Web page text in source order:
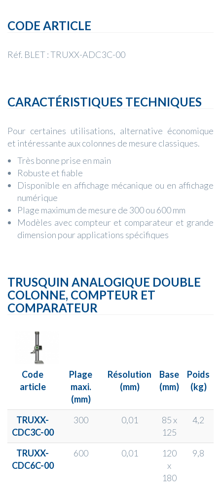
CODE ARTICLE
Réf. BLET : TRUXX-ADC3C-00
CARACTÉRISTIQUES TECHNIQUES
Pour certaines utilisations, alternative économique
et intéressante aux colonnes de mesure classiques.
Très bonne prise en main
Robuste et fiable
Disponible en affichage mécanique ou en affichage
numérique
Plage maximum de mesure de 300 ou 600 mm
Modèles avec compteur et comparateur et grande
dimension pour applications spécifiques
TRUSQUIN ANALOGIQUE DOUBLE
COLONNE, COMPTEUR ET
COMPARATEUR
Code
article
Plage
maxi.
(mm)
Résolution
(mm)
Base
(mm)
Poids
(kg)
TRUXX-
CDC3C-00
300 0,01
85 x
125
4,2
TRUXX-
CDC6C-00
600 0,01
120
x
180
9,8